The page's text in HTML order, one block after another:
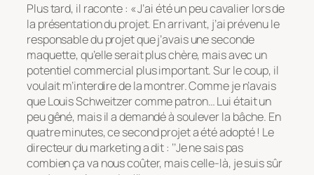
Plus tard, il raconte : « J’ai été un peu cavalier lors de
la présentation du projet. En arrivant, j’ai prévenu le
responsable du projet que j’avais une seconde
maquette, qu’elle serait plus chère, mais avec un
potentiel commercial plus important. Sur le coup, il
voulait m’interdire de la montrer. Comme je n’avais
que Louis Schweitzer comme patron… Lui était un
peu gêné, mais il a demandé à soulever la bâche. En
quatre minutes, ce second projet a été adopté ! Le
directeur du marketing a dit : ‘’Je ne sais pas
combien ça va nous coûter, mais celle-là, je suis sûr